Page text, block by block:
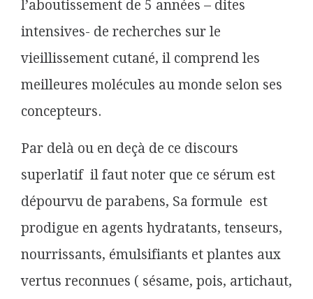
l’aboutissement de 5 années – dites
intensives- de recherches sur le
vieillissement cutané, il comprend les
meilleures molécules au monde selon ses
concepteurs.
Par delà ou en deçà de ce discours
superlatif il faut noter que ce sérum est
dépourvu de parabens, Sa formule est
prodigue en agents hydratants, tenseurs,
nourrissants, émulsifiants et plantes aux
vertus reconnues ( sésame, pois, artichaut,